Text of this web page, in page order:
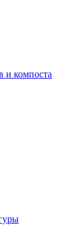
и компоста